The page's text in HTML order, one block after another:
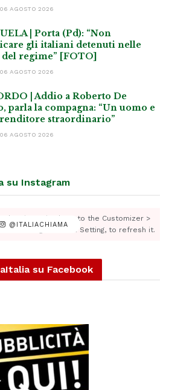
AGOSTO 2026
| Porta (Pd): “Non
gli italiani detenuti nelle
regime” [FOTO]
AGOSTO 2026
| Addio a Roberto De
parla la compagna: “Un uomo e
straordinario”
AGOSTO 2026
su Instagram
@ITALIACHIAMA
is expired, Go to the Customizer >
> Instagram Feed Setting, to refresh it.
su Facebook